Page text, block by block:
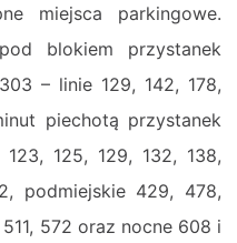
miejsca parkingowe.
blokiem przystanek
– linie 129, 142, 178,
piechotą przystanek
125, 129, 132, 138,
podmiejskie 429, 478,
572 oraz nocne 608 i